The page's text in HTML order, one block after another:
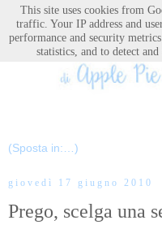
giovedì 17 giugno 2010
Prego, scelga una
This site uses cookies from
traffic. Your IP address and
performance and security
statistics, and to detect and